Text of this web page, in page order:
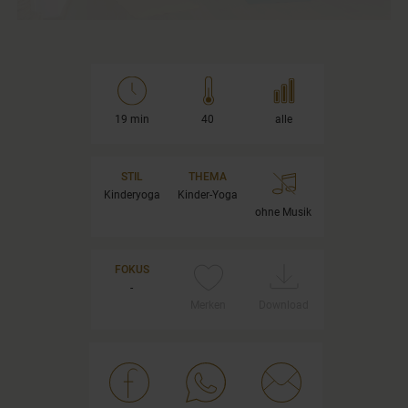
19 min 40 alle
STIL
Kinderyoga
THEMA
Kinder-Yoga
ohne Musik
FOKUS
-